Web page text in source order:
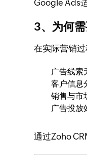
Google Ads
3、为何
在实际营销
广告线索
客户信息
销售与市
广告投放
通过Zoho